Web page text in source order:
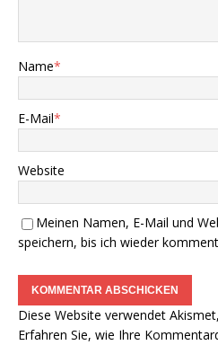
Name*
E-Mail*
Website
Meinen Namen, E-Mail und
speichern, bis ich wieder
Diese Website verwendet
Erfahren Sie, wie Ihre